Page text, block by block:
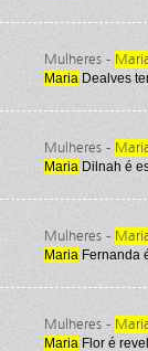
Mulheres -
Maria Dealves
Mulheres -
Maria Dilnah é
Mulheres -
Maria Fernanda
Mulheres -
Maria Flor é